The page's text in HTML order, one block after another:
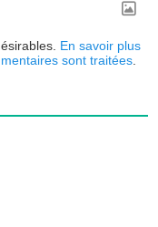
En savoir plus
sont traitées